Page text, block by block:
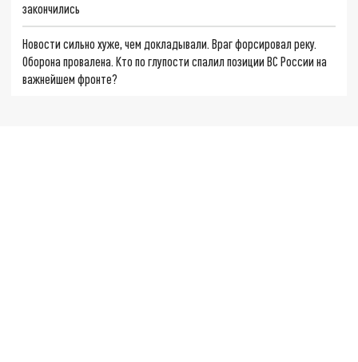
закончились
Новости сильно хуже, чем докладывали. Враг форсировал реку.
Оборона провалена. Кто по глупости спалил позиции ВС России на
важнейшем фронте?